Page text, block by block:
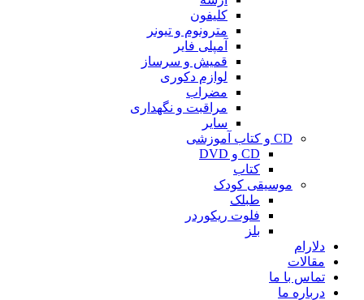
کلیفون
مترونوم و تیونر
آمپلی فایر
قمیش و سرساز
لوازم دکوری
مضراب
مراقبت و نگهداری
سایر
CD و کتاب آموزشی
CD و DVD
کتاب
موسیقی کودک
طبلک
فلوت ریکوردر
بلز
دلارام
مقالات
تماس با ما
درباره ما